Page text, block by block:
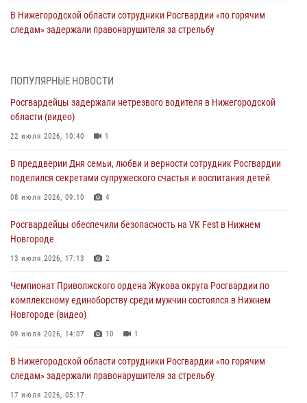
В Нижегородской области сотрудники Росгвардии «по горячим
следам» задержали правонарушителя за стрельбу
В Нижегородской области продолжаются мероприятия в рамках
16 июля 2026, 05:00
Росгвардейцы обеспечили безопасность на VK Fest в Нижнем
13 июля 2026, 17:13
Нижегородские росгвардейцы за прошедшую неделю выезжали
13 июля 2026, 06:45
Росгвардейцы предотвратили серию краж в Нижнем Новгороде
ПОПУЛЯРНЫЕ НОВОСТИ
Росгвардейцы задержали нетрезвого водителя в Нижегородской
области (видео)
22 июля 2026, 10:40 1
В преддверии Дня семьи, любви и верности сотрудник Росгвардии
поделился секретами супружеского счастья и воспитания детей
08 июля 2026, 09:10 4
Росгвардейцы обеспечили безопасность на VK Fest в Нижнем
Новгороде
13 июля 2026, 17:13 2
Чемпионат Приволжского ордена Жукова округа Росгвардии по
комплексному единоборству среди мужчин состоялся в Нижнем
Новгороде (видео)
09 июля 2026, 14:07 10 1
В Нижегородской области сотрудники Росгвардии «по горячим
следам» задержали правонарушителя за стрельбу
17 июля 2026, 05:17